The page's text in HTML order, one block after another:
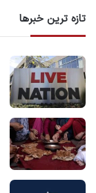
تازه ترین خبرها